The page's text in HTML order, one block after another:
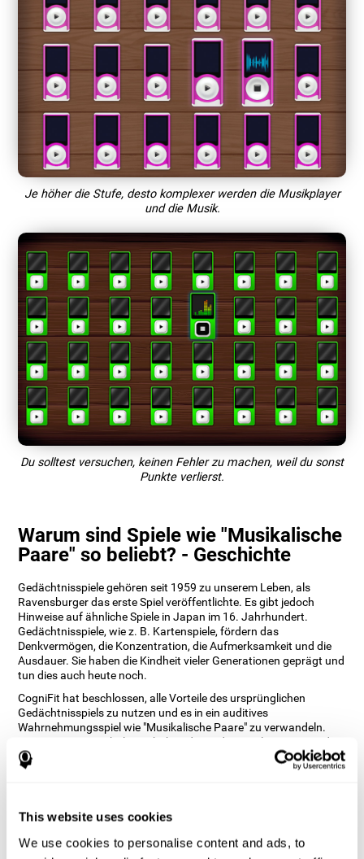
This website uses cookies
We use cookies to personalise content and ads, to
Je höher die Stufe, desto komplexer werden die Musikplayer
und die Musik.
Du solltest versuchen, keinen Fehler zu machen, weil du sonst
Punkte verlierst.
Warum sind Spiele wie "Musikalische
Paare" so beliebt? - Geschichte
Gedächtnisspiele gehören seit 1959 zu unserem Leben, als
Ravensburger das erste Spiel veröffentlichte. Es gibt jedoch
Hinweise auf ähnliche Spiele in Japan im 16. Jahrhundert.
Gedächtnisspiele, wie z. B. Kartenspiele, fördern das
Denkvermögen, die Konzentration, die Aufmerksamkeit und die
Ausdauer. Sie haben die Kindheit vieler Generationen geprägt und
tun dies auch heute noch.
CogniFit hat beschlossen, alle Vorteile des ursprünglichen
Gedächtnisspiels zu nutzen und es in ein auditives
Wahrnehmungsspiel wie "Musikalische Paare" zu verwandeln.
Unsere Neuropsychologen haben damit das Spiel erneuert und
ermöglichen es den Nutzern, die mit dem Hören verbundenen
kognitiven Fähigkeiten zu trainieren.
Paare" meine kognitiven Fähigkeiten
verbessern?